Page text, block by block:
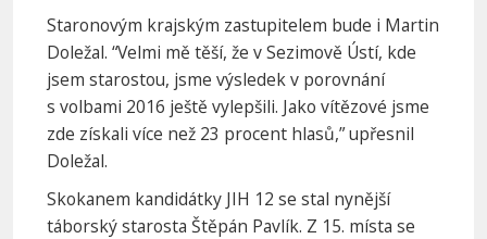
Staronovým krajským zastupitelem bude i Martin
Doležal. “Velmi mě těší, že v Sezimově Ústí, kde
jsem starostou, jsme výsledek v porovnání
s volbami 2016 ještě vylepšili. Jako vítězové jsme
zde získali více než 23 procent hlasů,” upřesnil
Doležal.
Skokanem kandidátky JIH 12 se stal nynější
táborský starosta Štěpán Pavlík. Z 15. místa se